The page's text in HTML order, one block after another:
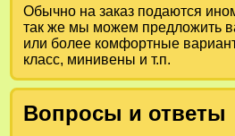
Обычно на заказ подаются
так же мы можем предложить
или более комфортные
класс, минивены и т.п.
Вопросы и ответы